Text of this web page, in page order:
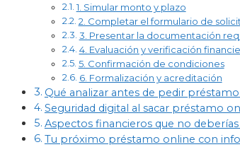
1. Simular monto y plazo
2. Completar el formulario de
3. Presentar la documentación
4. Evaluación y verificación
5. Confirmación de condiciones
6. Formalización y acreditación
Qué analizar antes de pedir
Seguridad digital al sacar préstamo
Aspectos financieros que no
Tu próximo préstamo online con